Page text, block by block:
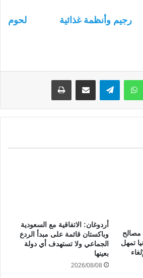
رجيم وأنظمة غذائية
لحوم
واتساب
تمهل
أردوغان: الاتفاقية مع السعودية
وباكستان قائمة على مبدأ الردع
الجماعي ولا تستهدف أي دولة
بعينها
2026/08/08